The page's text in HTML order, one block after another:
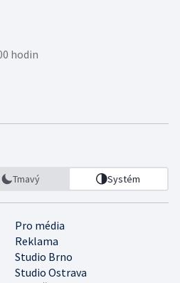
hodin
Tmavý Systém
Pro média
Reklama
Studio Brno
Studio Ostrava